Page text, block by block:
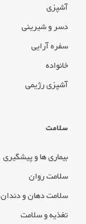
آشپزی
دسر و شیرینی
سفره آرایی
خانواده
آشپزی رژیمی
سلامت
بیماری ها و پیشگیری
سلامت روان
سلامت دهان و دندان
تغذیه و سلامت